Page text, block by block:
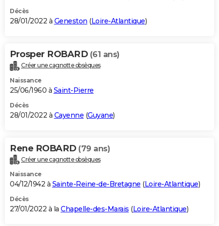
Décès
28/01/2022 à Geneston (Loire-Atlantique)
Prosper ROBARD (61 ans)
Créer une cagnotte obsèques
Naissance
25/06/1960 à Saint-Pierre
Décès
28/01/2022 à Cayenne (Guyane)
Rene ROBARD (79 ans)
Créer une cagnotte obsèques
Naissance
04/12/1942 à Sainte-Reine-de-Bretagne (Loire-Atlantique)
Décès
27/01/2022 à la Chapelle-des-Marais (Loire-Atlantique)